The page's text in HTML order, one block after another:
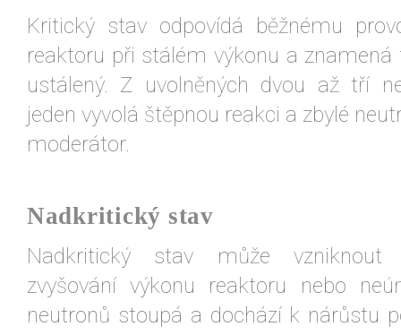
Kritický stav odpovídá běžnému
reaktoru při stálém výkonu a znamená
ustálený. Z uvolněných dvou až tří
jeden vyvolá štěpnou reakci a zbylé
moderátor.
Nadkritický stav
Nadkritický stav může
zvyšování výkonu reaktoru nebo
neutronů stoupá a dochází k nárůstu